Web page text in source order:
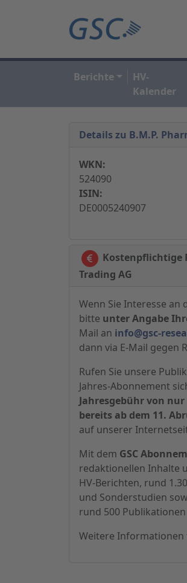
Berichte
HV-
Kalender
Details zu B.M.P.
WKN:
524090
ISIN:
DE0005240907
Kostenpflichtige
Trading AG
Wenn Sie Interesse an
bitte unter Angabe
Mail an info@gsc-
dann via E-Mail gegen
Rufen Sie unsere
Jahres-Abonnement
Jahresgebühr von
bereits ab dem 11.
auf unserer
Mit dem GSC
redaktionellen Inhalte
HV-Berichten, rund
und Sonderstudien
rund 500
Weitere Informationen